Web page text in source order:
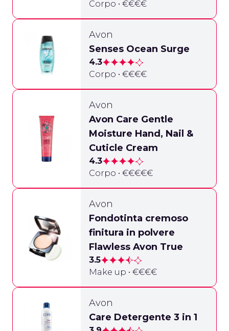
Corpo • €€€€
Avon
Senses Ocean Surge
4.3
Corpo • €€€€
Avon
Avon Care Gentle
Moisture Hand, Nail &
Cuticle Cream
4.3
Corpo • €€€€€
Avon
Fondotinta cremoso
finitura in polvere
Flawless Avon True
3.5
Make up • €€€€
Avon
Care Detergente 3 in 1